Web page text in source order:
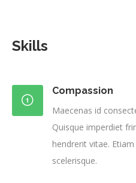
Skills
Compassion
Maecenas id
Quisque imperdiet
hendrerit vitae.
scelerisque.